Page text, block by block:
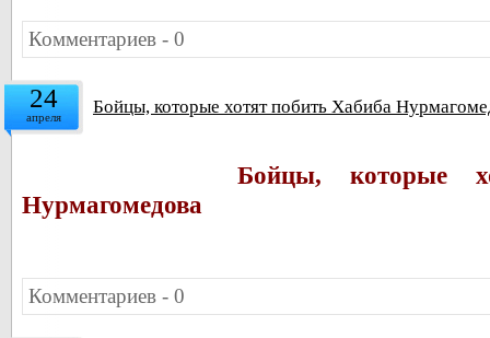
Комментариев - 0
24
апреля Бойцы, которые хотят побить Хабиба
Бойцы, которые
Нурмагомедова
Комментариев - 0